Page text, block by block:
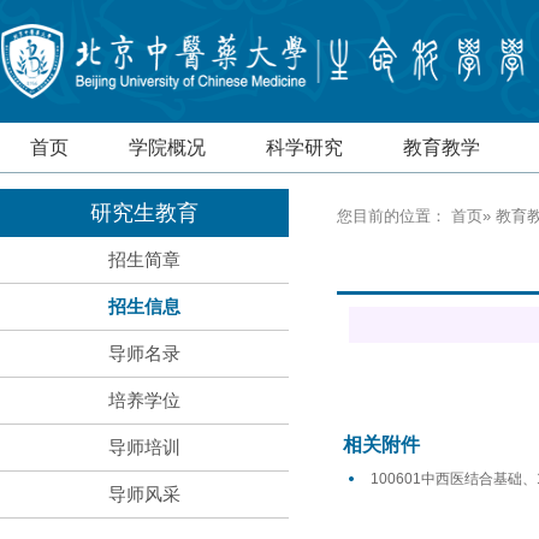
首页 学院概况 科学研究 教育教学
研究生教育
招生简章
招生信息
导师名录
培养学位
导师培训
导师风采
您目前的位置： 首页» 教育
相关附件
100601中西医结合基础